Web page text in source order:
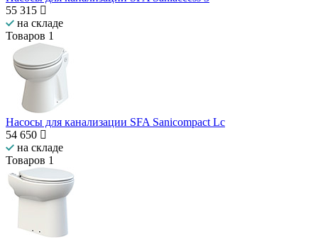
55 315
на складе
Товаров 1
Насосы для канализации SFA Sanicompact Lc
54 650
на складе
Товаров 1